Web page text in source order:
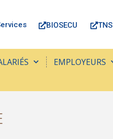
BIOSECU TNS
EMPLOYEURS